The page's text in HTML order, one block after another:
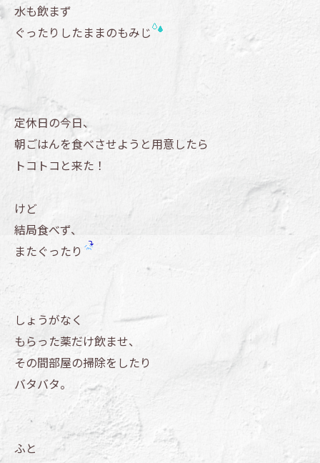
水も飲まず
ぐったりしたままのもみじ
定休日の今日、
朝ごはんを食べさせようと用意したら
トコトコと来た！
けど
結局食べず、
またぐったり
しょうがなく
もらった薬だけ飲ませ、
その間部屋の掃除をしたり
バタバタ。
ふと